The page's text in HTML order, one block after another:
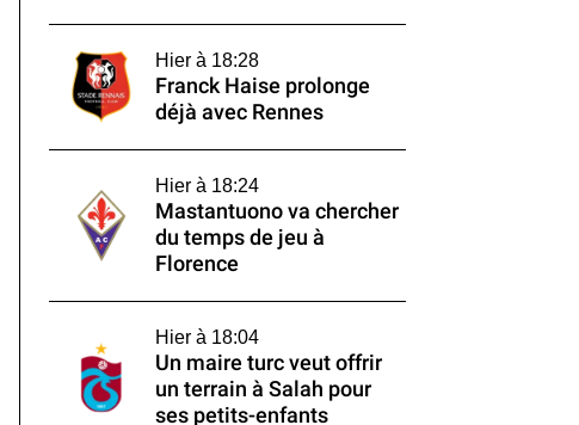
Hier à 18:28
Franck Haise prolonge
déjà avec Rennes
Hier à 18:24
Mastantuono va chercher
du temps de jeu à
Florence
Hier à 18:04
Un maire turc veut offrir
un terrain à Salah pour
ses petits-enfants